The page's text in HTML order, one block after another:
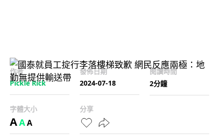
作者
Pickle Rick
發佈日期
2024-07-18
閱讀時間
2分鐘
字體大小
AAA
分享